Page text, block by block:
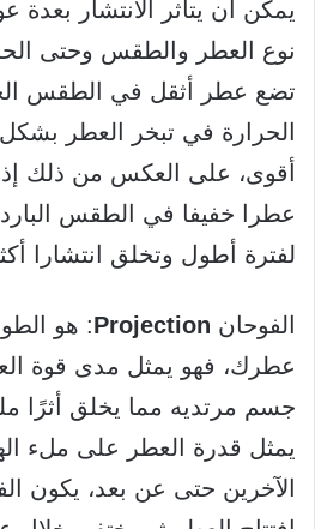
يمكن أن يتأثر الانتشار
نوع العطر والطقس وحتى
تضع عطر أثقل في الطقس
الحرارة في تبخر العطر
أقوى، على العكس من ذلك
عطرا خفيفا في الطقس
لفترة أطول وتخلق انتشارا
الفوحان Projection: هو
عطرك، فهو يمثل مدى قوة
جسم مرتديه مما يخلق أثرًا
يمثل قدرة العطر على ملء
الآخرين حتى عن بعد، يكون